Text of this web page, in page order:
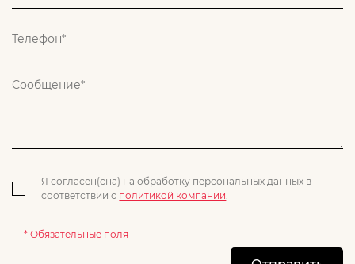
Я согласен(сна) на обработку персональных данных в
соответствии с политикой компании.
* Обязательные поля